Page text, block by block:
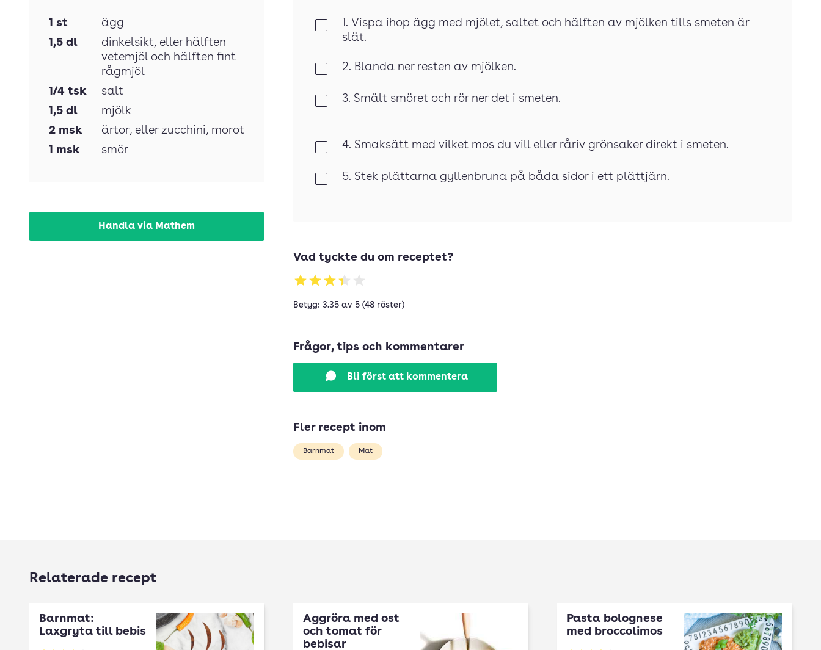
1 st
ägg
1,5 dl dinkelsikt, eller hälften
vetemjöl och hälften fint
rågmjöl
1/4 tsk
salt
1,5 dl
mjölk
2 msk ärtor, eller zucchini, morot
1 msk smör
Handla via Mathem
1. Vispa ihop ägg med mjölet, saltet och hälften av mjölken tills smeten är
slät.
2. Blanda ner resten av mjölken.
3. Smält smöret och rör ner det i smeten.
4. Smaksätt med vilket mos du vill eller råriv grönsaker direkt i smeten.
5. Stek plättarna gyllenbruna på båda sidor i ett plättjärn.
Vad tyckte du om receptet?
Betyg: 3.35 av 5 (48 röster)
Frågor, tips och kommentarer
Bli först att kommentera
Fler recept inom
Barnmat Mat
Relaterade recept
Barnmat:
Laxgryta till bebis
Äggröra med ost
och tomat för
bebisar
Pasta bolognese
med broccolimos